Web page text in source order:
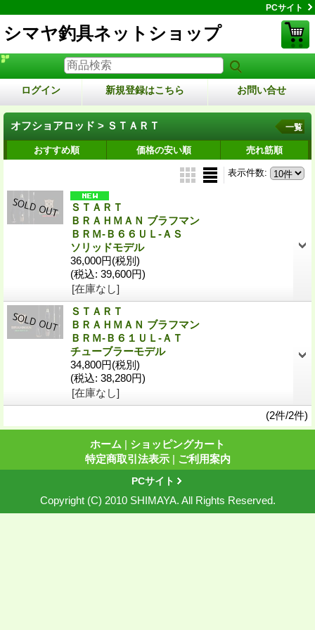
PCサイト
シマヤ釣具ネットショップ
ログイン 新規登録はこちら お問い合せ
オフショアロッド > ＳＴＡＲＴ 一覧
おすすめ順 価格の安い順 売れ筋順
表示件数:
ＳＴＡＲＴ
ＢＲＡＨＭＡＮ ブラフマン
ＢＲＭ‐Ｂ６６ＵＬ‐ＡＳ
ソリッドモデル
36,000円(税別)
(税込: 39,600円)
[在庫なし]
ＳＴＡＲＴ
ＢＲＡＨＭＡＮ ブラフマン
ＢＲＭ‐Ｂ６１ＵＬ‐ＡＴ
チューブラーモデル
34,800円(税別)
(税込: 38,280円)
[在庫なし]
(2件/2件)
ホーム | ショッピングカート
特定商取引法表示 | ご利用案内
PCサイト
Copyright (C) 2010 SHIMAYA. All Rights Reserved.